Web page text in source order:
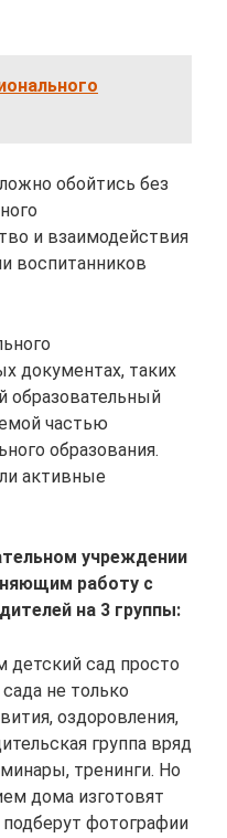
обойтись без
и взаимодействия
воспитанников
документах, таких
образовательный
частью
образования.
активные
учреждении
работу с
на 3 группы:
детский сад просто
не только
оздоровления,
группа вряд
тренинги. Но
дома изготовят
фотографии